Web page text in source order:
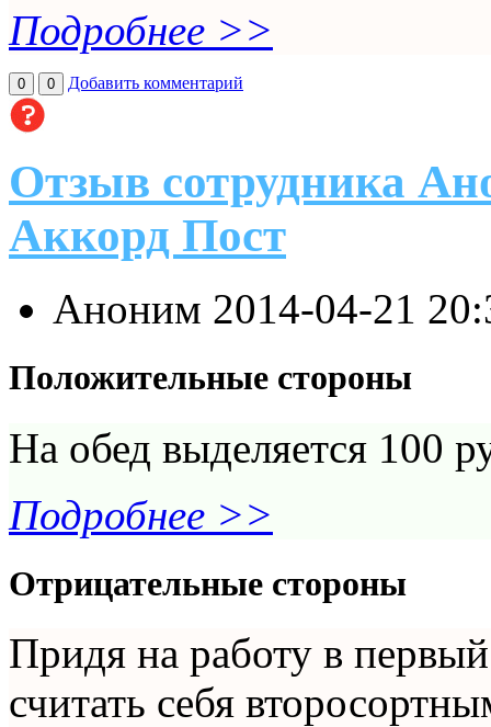
Подробнее >>
0 0 Добавить комментарий
Отзыв сотрудника
Аккорд Пост
Аноним 2014-04-21
Положительные стороны
На обед выделяется 100
Подробнее >>
Отрицательные стороны
Придя на работу в
считать себя